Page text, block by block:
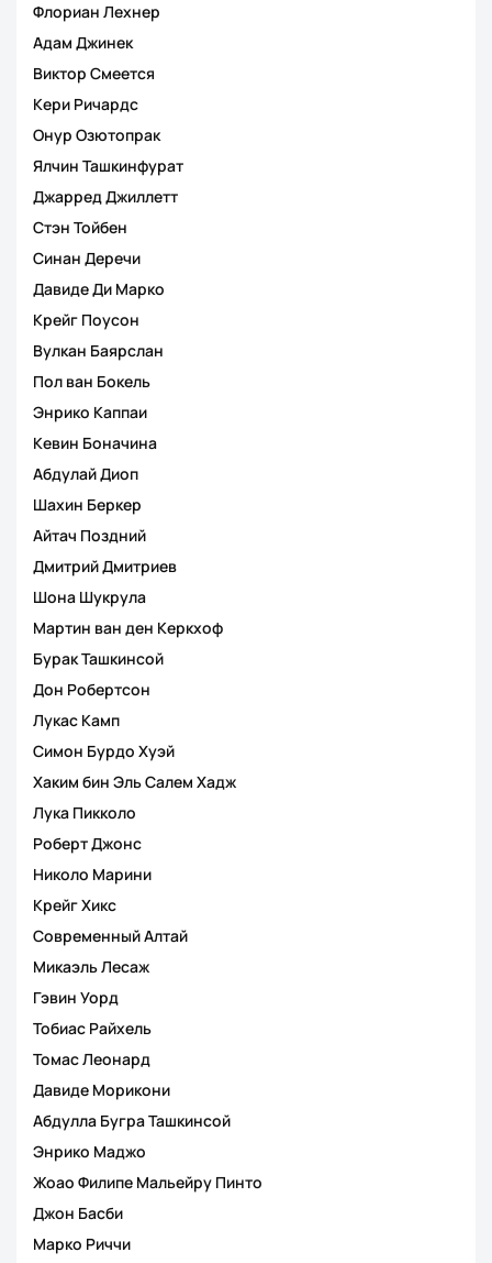
Флориан Лехнер
Адам Джинек
Виктор Смеется
Кери Ричардс
Онур Озютопрак
Ялчин Ташкинфурат
Джарред Джиллетт
Стэн Тойбен
Синан Деречи
Давиде Ди Марко
Крейг Поусон
Вулкан Баярслан
Пол ван Бокель
Энрико Каппаи
Кевин Боначина
Абдулай Диоп
Шахин Беркер
Айтач Поздний
Дмитрий Дмитриев
Шона Шукрула
Мартин ван ден Керкхоф
Бурак Ташкинсой
Дон Робертсон
Лукас Камп
Симон Бурдо Хуэй
Хаким бин Эль Салем Хадж
Лука Пикколо
Роберт Джонс
Николо Марини
Крейг Хикс
Современный Алтай
Микаэль Лесаж
Гэвин Уорд
Тобиас Райхель
Томас Леонард
Давиде Морикони
Абдулла Бугра Ташкинсой
Энрико Маджо
Жоао Филипе Мальейру Пинто
Джон Басби
Марко Риччи